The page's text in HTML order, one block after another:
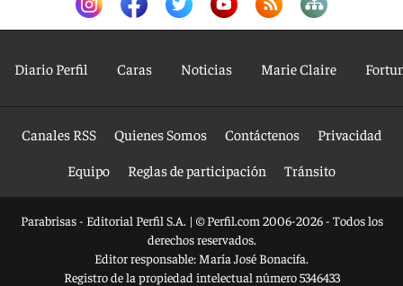
Diario Perfil Caras Noticias Marie Claire
Canales RSS Quienes Somos Contáctenos
Privacidad
Equipo
Reglas de participación Tránsito
Parabrisas - Editorial Perfil S.A. | © Perfil.com 2006-2026 - Todos los
derechos reservados.
Editor responsable: María José Bonacifa.
Registro de la propiedad intelectual número 5346433